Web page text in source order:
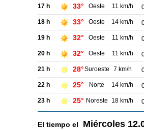
17 h 33° Oeste 11 km/h
18 h 33° Oeste 14 km/h
19 h 32° Oeste 11 km/h
20 h 32° Oeste 11 km/h
21 h 28°Suroeste 7 km/h
22 h 25° Norte 14 km/h
23 h 25° Noreste 18 km/h
El tiempo el Miércoles